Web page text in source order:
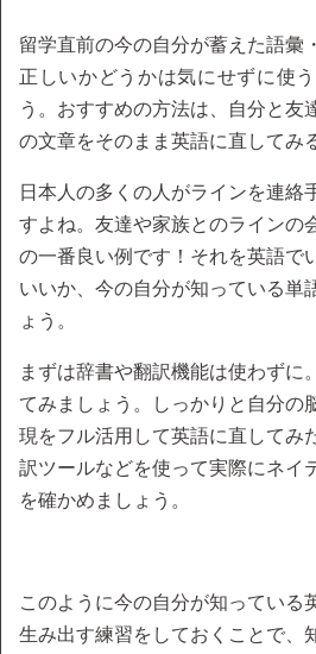
留学直前の今の自分が蓄えた語彙
正しいかどうかは気にせずに使
う。おすすめの方法は、自分と友
の文章をそのまま英語に直してみ
日本人の多くの人がラインを連絡
すよね。友達や家族とのラインの
の一番良い例です！それを英語で
いいか、今の自分が知っている単
ょう。
まずは辞書や翻訳機能は使わずに
てみましょう。しっかりと自分の
現をフル活用して英語に直してみ
訳ツールなどを使って実際にネイ
を確かめましょう。
このように今の自分が知っている
生み出す練習をしておくことで、